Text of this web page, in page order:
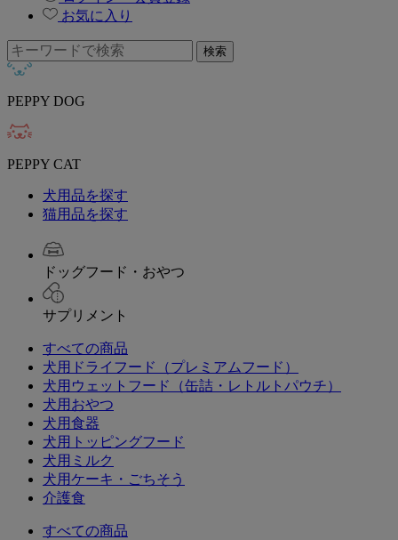
お気に入り
PEPPY DOG
PEPPY CAT
犬用品を探す
猫用品を探す
ドッグフード・おやつ
サプリメント
すべての商品
犬用ドライフード（プレミアムフード）
犬用ウェットフード（缶詰・レトルトパウチ）
犬用おやつ
犬用食器
犬用トッピングフード
犬用ミルク
犬用ケーキ・ごちそう
介護食
すべての商品